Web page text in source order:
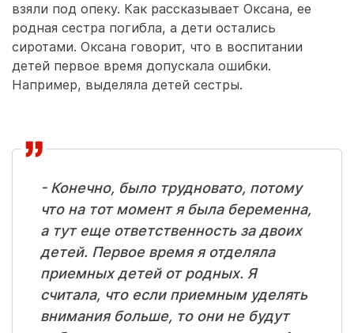
взяли под опеку. Как рассказывает Оксана, ее
родная сестра погибла, а дети остались
сиротами. Оксана говорит, что в воспитании
детей первое время допускала ошибки.
Например, выделяла детей сестры.
- Конечно, было трудновато, потому
что на тот момент я была беременна,
а тут еще ответственность за двоих
детей. Первое время я отделяла
приемных детей от родных. Я
считала, что если приемным уделять
внимания больше, то они не будут